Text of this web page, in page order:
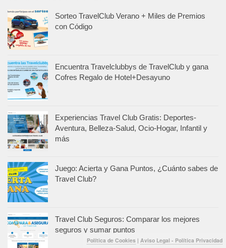
Sorteo TravelClub Verano + Miles de Premios
con Código
Encuentra Travelclubbys de TravelClub y gana
Cofres Regalo de Hotel+Desayuno
Experiencias Travel Club Gratis: Deportes-
Aventura, Belleza-Salud, Ocio-Hogar, Infantil y
más
Juego: Acierta y Gana Puntos, ¿Cuánto sabes de
Travel Club?
Travel Club Seguros: Comparar los mejores
seguros y sumar puntos
Política de Cookies | Aviso Legal - Política Privacidad